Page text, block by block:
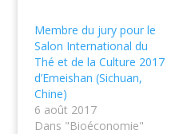
Membre du jury pour le
Salon International du
Thé et de la Culture 2017
d’Emeishan (Sichuan,
Chine)
6 août 2017
Dans "Bioéconomie"